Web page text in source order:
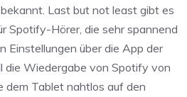
Last but not least gibt es
Spotify-Hörer, die sehr spannend
Einstellungen über die App der
die Wiedergabe von Spotify von
dem Tablet nahtlos auf den